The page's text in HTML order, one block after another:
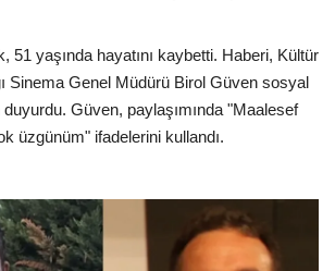
51 yaşında hayatını kaybetti. Haberi, Kültür
Sinema Genel Müdürü Birol Güven sosyal
Güven, paylaşımında "Maalesef
üzgünüm" ifadelerini kullandı.